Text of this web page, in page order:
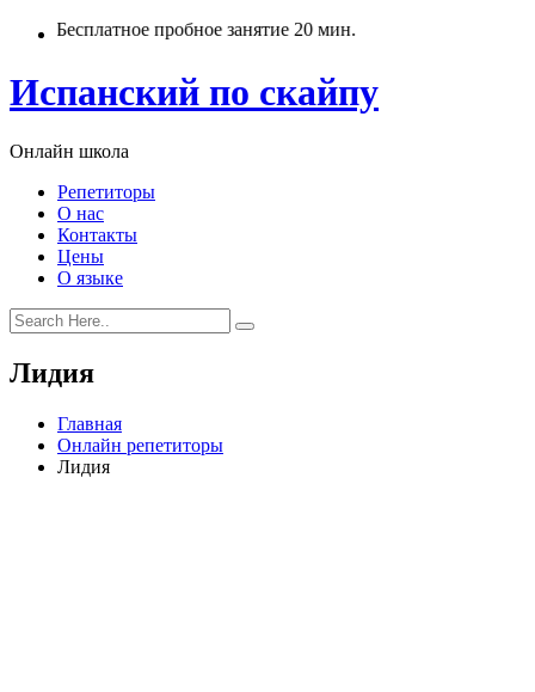
Бесплатное пробное занятие 20 мин.
Испанский по скайпу
Онлайн школа
Репетиторы
О нас
Контакты
Цены
О языке
Лидия
Главная
Онлайн репетиторы
Лидия